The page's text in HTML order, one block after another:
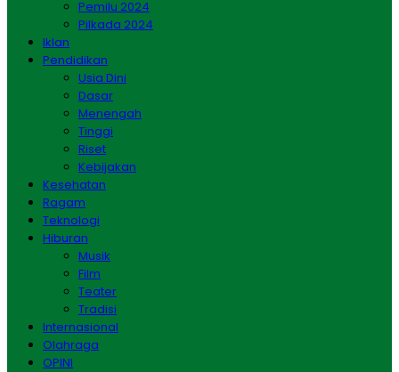
Pemilu 2024
Pilkada 2024
Iklan
Pendidikan
Usia Dini
Dasar
Menengah
Tinggi
Riset
Kebijakan
Kesehatan
Ragam
Teknologi
Hiburan
Musik
Film
Teater
Tradisi
Internasional
Olahraga
OPINI